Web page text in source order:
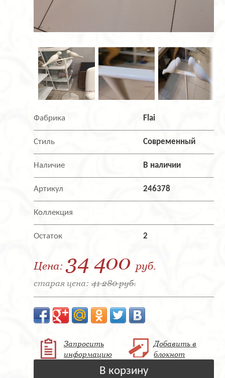
Фабрика Flai
Стиль Современный
Наличие В наличии
Артикул 246378
Коллекция
Остаток 2
Цена: 34 400 руб.
старая цена: 41 280 руб.
Запросить
информацию
Добавить в
блокнот
В корзину